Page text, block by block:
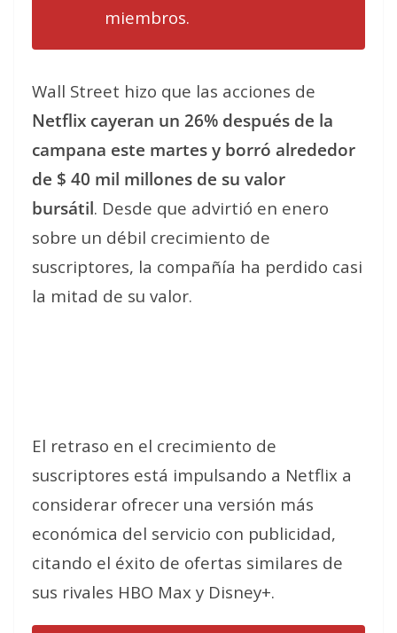
miembros.
Wall Street hizo que las acciones de
Netflix cayeran un 26% después de la
campana este martes y borró alrededor
de $ 40 mil millones de su valor
bursátil. Desde que advirtió en enero
sobre un débil crecimiento de
suscriptores, la compañía ha perdido casi
la mitad de su valor.
El retraso en el crecimiento de
suscriptores está impulsando a Netflix a
considerar ofrecer una versión más
económica del servicio con publicidad,
citando el éxito de ofertas similares de
sus rivales HBO Max y Disney+.